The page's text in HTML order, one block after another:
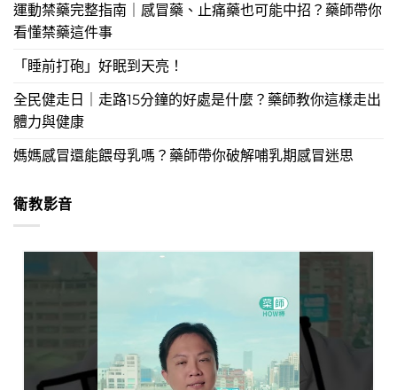
運動禁藥完整指南｜感冒藥、止痛藥也可能中招？藥師帶你
看懂禁藥這件事
「睡前打砲」好眠到天亮！
全民健走日｜走路15分鐘的好處是什麼？藥師教你這樣走出
體力與健康
媽媽感冒還能餵母乳嗎？藥師帶你破解哺乳期感冒迷思
衛教影音